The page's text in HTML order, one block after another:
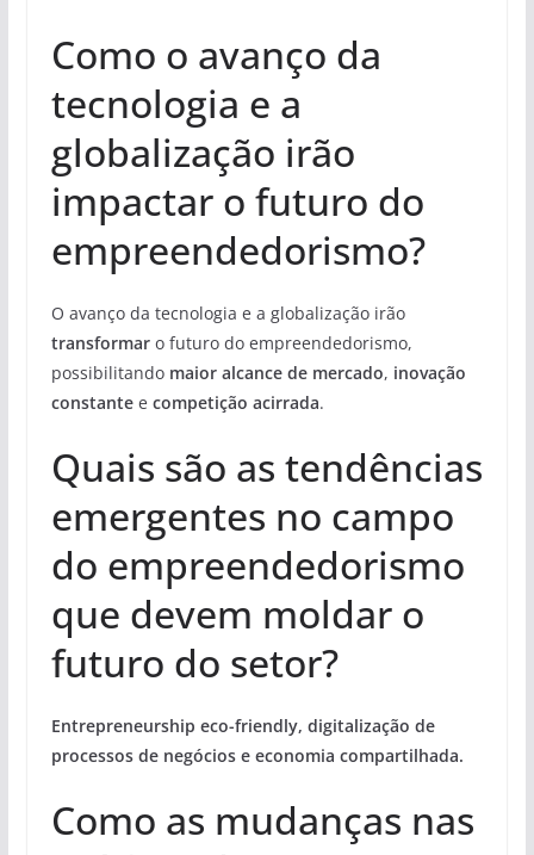
Como o avanço da
tecnologia e a
globalização irão
impactar o futuro do
empreendedorismo?
O avanço da tecnologia e a globalização irão
transformaro futuro do empreendedorismo,
possibilitando maior alcance de mercado, inovação
constantee competição acirrada.
Quais são as tendências
emergentes no campo
do empreendedorismo
que devem moldar o
futuro do setor?
Entrepreneurship eco-friendly, digitalização de
processos de negócios e economia compartilhada.
Como as mudanças nas